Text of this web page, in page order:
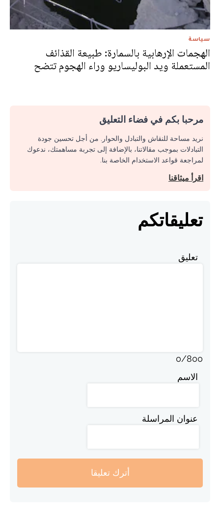
سياسة
الهجمات الإرهابية بالسمارة: طبيعة القذائف
المستعملة ويد البوليساريو وراء الهجوم تتضح
مرحبا بكم في فضاء التعليق
نريد مساحة للنقاش والتبادل والحوار. من أجل تحسين جودة
التبادلات بموجب مقالاتنا، بالإضافة إلى تجربة مساهمتك، ندعوك
لمراجعة قواعد الاستخدام الخاصة بنا.
اقرأ ميثاقنا
تعليقاتكم
تعليق
0/800
الاسم
عنوان المراسلة
أترك تعليقا